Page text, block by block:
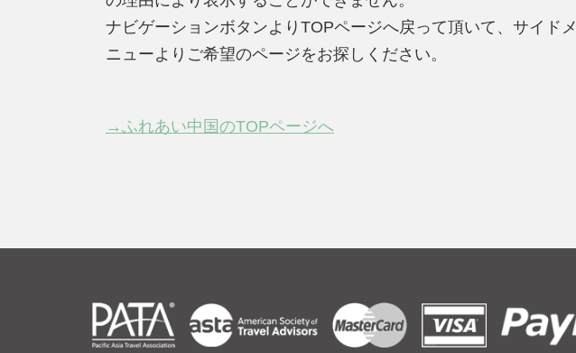
ナビゲーションボタンよりTOPページへ戻って頂いて、サイドメ
ニューよりご希望のページをお探しください。
→ふれあい中国のTOPページへ